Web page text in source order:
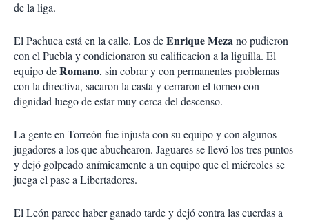
de la liga.
El Pachuca está en la calle. Los deEnrique Mezano pudieron
con el Puebla y condicionaron su calificacion a la liguilla. El
equipo deRomano, sin cobrar y con permanentes problemas
con la directiva, sacaron la casta y cerraron el torneo con
dignidad luego de estar muy cerca del descenso.
La gente en Torreón fue injusta con su equipo y con algunos
jugadores a los que abuchearon. Jaguares se llevó los tres puntos
y dejó golpeado anímicamente a un equipo que el miércoles se
juega el pase a Libertadores.
El León parece haber ganado tarde y dejó contra las cuerdas a